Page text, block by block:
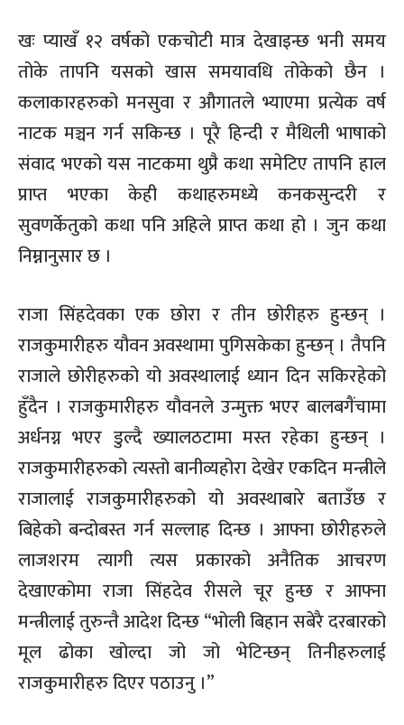
खः प्याखँ १२ वर्षको एकचोटी मात्र देखाइन्छ भनी समय
तोके तापनि यसको खास समयावधि तोकेको छैन ।
कलाकारहरुको मनसुवा र औगातले भ्याएमा प्रत्येक वर्ष
नाटक मञ्चन गर्न सकिन्छ । पूरै हिन्दी र मैथिली भाषाको
संवाद भएको यस नाटकमा थुप्रै कथा समेटिए तापनि हाल
प्राप्त भएका केही कथाहरुमध्ये कनकसुन्दरी र
सुवणर्केतुको कथा पनि अहिले प्राप्त कथा हो । जुन कथा
निम्नानुसार छ ।
राजा सिंहदेवका एक छोरा र तीन छोरीहरु हुन्छन् ।
राजकुमारीहरु यौवन अवस्थामा पुगिसकेका हुन्छन् । तैपनि
राजाले छोरीहरुको यो अवस्थालाई ध्यान दिन सकिरहेको
हुँदैन । राजकुमारीहरु यौवनले उन्मुक्त भएर बालबगैंचामा
अर्धनग्न भएर डुल्दै ख्यालठटामा मस्त रहेका हुन्छन् ।
राजकुमारीहरुको त्यस्तो बानीव्यहोरा देखेर एकदिन मन्त्रीले
राजालाई राजकुमारीहरुको यो अवस्थाबारे बताउँछ र
बिहेको बन्दोबस्त गर्न सल्लाह दिन्छ । आफ्ना छोरीहरुले
लाजशरम त्यागी त्यस प्रकारको अनैतिक आचरण
देखाएकोमा राजा सिंहदेव रीसले चूर हुन्छ र आफ्ना
मन्त्रीलाई तुरुन्तै आदेश दिन्छ “भोली बिहान सबेरै दरबारको
मूल ढोका खोल्दा जो जो भेटिन्छन् तिनीहरुलाई
राजकुमारीहरु दिएर पठाउनु ।”